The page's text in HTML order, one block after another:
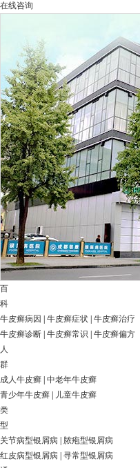
在线咨询
百
科
牛皮癣病因
牛皮癣症状 牛皮癣治疗
牛皮癣诊断 牛皮癣常识
牛皮癣偏方
人
群
成人牛皮癣 中老年牛皮癣
青少年牛皮癣
儿童牛皮癣
类
型
关节病型银屑病
脓疱型银屑病
红皮病型银屑病 寻常型银屑病